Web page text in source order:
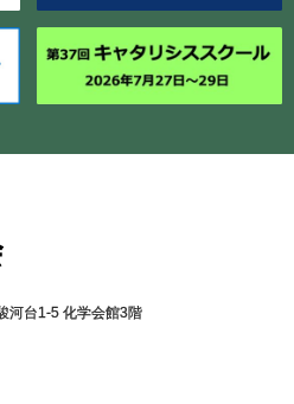
台1-5 化学会館3階